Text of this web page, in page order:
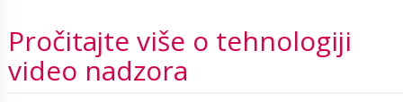
Pročitajte više o tehnologiji
video nadzora